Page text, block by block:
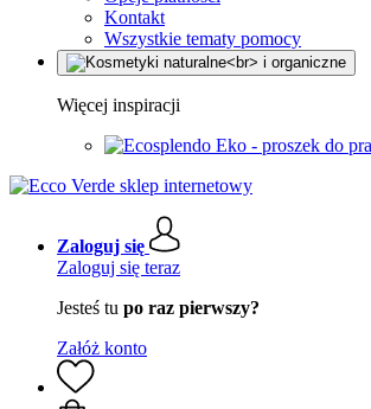
Kontakt
Wszystkie tematy pomocy
Więcej inspiracji
Eko - proszek do
Zaloguj się
Zaloguj się teraz
Jesteś tu po raz pierwszy?
Załóż konto